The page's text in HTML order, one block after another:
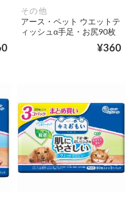
その他
アース・ペット ウエットテ
ィッシュα手足・お尻90枚
¥360